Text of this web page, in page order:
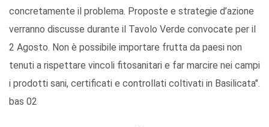
concretamente il problema. Proposte e strategie d’azione
verranno discusse durante il Tavolo Verde convocate per il
2 Agosto. Non è possibile importare frutta da paesi non
tenuti a rispettare vincoli fitosanitari e far marcire nei campi
i prodotti sani, certificati e controllati coltivati in Basilicata".
bas 02